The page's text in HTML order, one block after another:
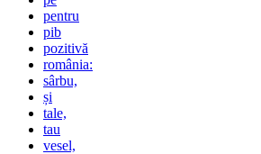
pentru
pib
pozitivă
românia:
sârbu,
și
tale,
tau
vesel,